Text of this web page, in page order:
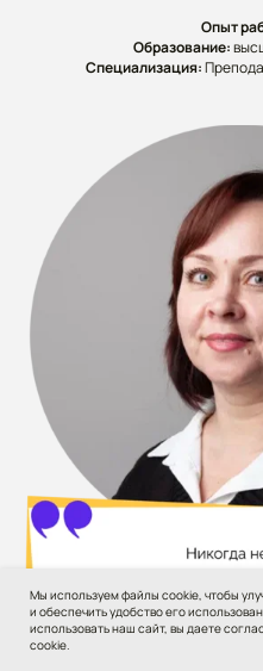
Опыт
Образование:
Специализация:
Мы используем файлы cookie, чтобы
и обеспечить удобство его
использовать наш сайт, вы даете
cookie.